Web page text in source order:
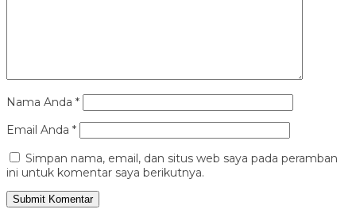
Nama Anda *
Email Anda *
Simpan nama, email, dan situs web saya pada peramban
ini untuk komentar saya berikutnya.